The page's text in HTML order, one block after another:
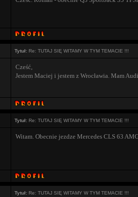
Tytuł: Re: TUTAJ SIĘ WITAMY W TYM TEMACIE !!!
Cześć,
Jestem Maciej i jestem z Wrocławia. Mam
Tytuł: Re: TUTAJ SIĘ WITAMY W TYM TEMACIE !!!
Witam. Obecnie jezdze Mercedes CLS 63
Tytuł: Re: TUTAJ SIĘ WITAMY W TYM TEMACIE !!!